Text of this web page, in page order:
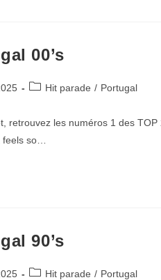
00’s
PostHit parade / Portugal
retrouvez les numéros 1 des
so…
90’s
PostHit parade / Portugal